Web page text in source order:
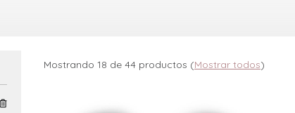
Mostrando 18 de 44 productos (Mostrar todos)